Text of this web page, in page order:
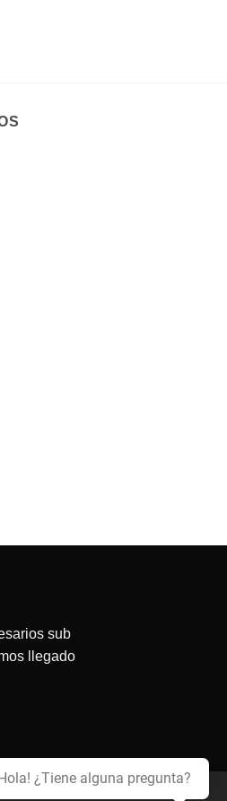
sub
llegado
¿Tiene alguna pregunta?